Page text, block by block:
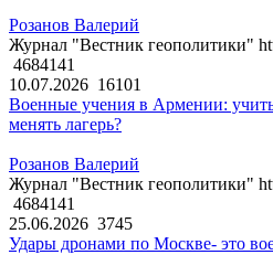
Розанов Валерий
Журнал "Вестник геополитики"
4684141
10.07.2026 16101
Военные учения в Армении:
менять лагерь?
Розанов Валерий
Журнал "Вестник геополитики"
4684141
25.06.2026 3745
Удары дронами по Москве- это